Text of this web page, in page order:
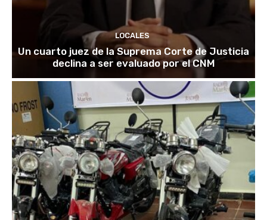
LOCALES
Un cuarto juez de la Suprema Corte de Justicia
declina a ser evaluado por el CNM